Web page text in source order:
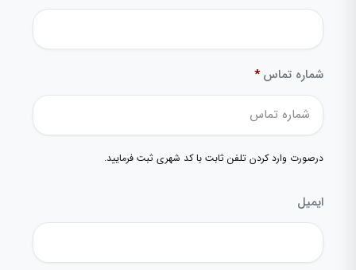
شماره تماس *
درصورت وارد کردن تلفن ثابت با کد شهری ثبت فرمایید.
ایمیل